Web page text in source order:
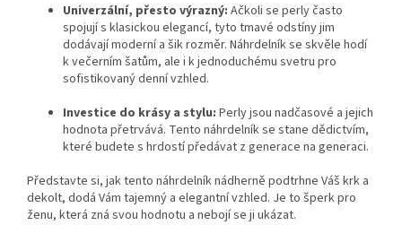
Univerzální, přesto výrazný: Ačkoli se perly často
spojují s klasickou elegancí, tyto tmavé odstíny jim
dodávají moderní a šik rozměr. Náhrdelník se skvěle hodí
k večerním šatům, ale i k jednoduchému svetru pro
sofistikovaný denní vzhled.
Investice do krásy a stylu: Perly jsou nadčasové a jejich
hodnota přetrvává. Tento náhrdelník se stane dědictvím,
které budete s hrdostí předávat z generace na generaci.
Představte si, jak tento náhrdelník nádherně podtrhne Váš krk a
dekolt, dodá Vám tajemný a elegantní vzhled. Je to šperk pro
ženu, která zná svou hodnotu a nebojí se ji ukázat.